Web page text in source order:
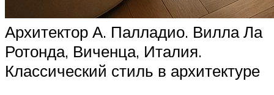
Архитектор А. Палладио. Вилла Ла
Ротонда, Виченца, Италия.
Классический стиль в архитектуре